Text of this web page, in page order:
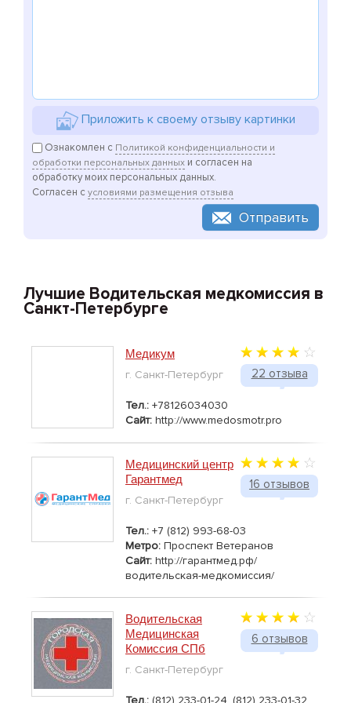
Приложить к своему отзыву картинки
Ознакомлен с Политикой конфиденциальности и
обработки персональных данных и согласен на
обработку моих персональных данных.
Согласен с условиями размещения отзыва
Отправить
Лучшие Водительская медкомиссия в
Санкт-Петербурге
22 отзыва
Медикум
г. Санкт-Петербург
Тел.: +78126034030
Сайт: http://www.medosmotr.pro
16 отзывов
Медицинский центр
Гарантмед
г. Санкт-Петербург
Тел.: +7 (812) 993-68-03
Метро: Проспект Ветеранов
Сайт: http://гарантмед.рф/
водительская-медкомиссия/
6 отзывов
Водительская
Медицинская
Комиссия СПб
г. Санкт-Петербург
Тел.: (812) 233-01-24, (812) 233-01-32